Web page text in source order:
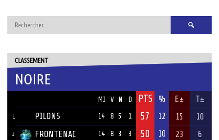
Rechercher :
CLASSEMENT
NOIRE
MJ V N D PTS % E± T±
1 PILONS 14 8 5 1 57 12 15 10
2 FRONTENAC 14 8 3 3 50 10 23 6